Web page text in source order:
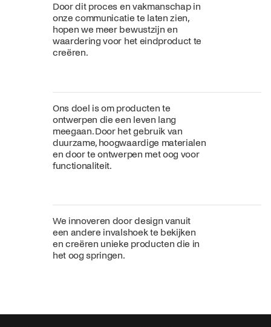
Door dit proces en vakmanschap in
onze communicatie te laten zien,
hopen we meer bewustzijn en
waardering voor het eindproduct te
creëren.
Ons doel is om producten te
ontwerpen die een leven lang
meegaan. Door het gebruik van
duurzame, hoogwaardige materialen
en door te ontwerpen met oog voor
functionaliteit.
We innoveren door design vanuit
een andere invalshoek te bekijken
en creëren unieke producten die in
het oog springen.